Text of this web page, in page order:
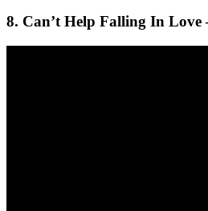
8. Can’t Help Falling In Love